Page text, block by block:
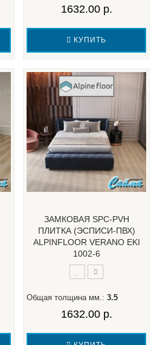
1632.00 р.
КУПИТЬ
ЗАМКОВАЯ SPC-PVH
ПЛИТКА (ЭСПИСИ-ПВХ)
ALPINFLOOR VERANO EKI
1002-6
Общая толщина мм.: 3.5
1632.00 р.